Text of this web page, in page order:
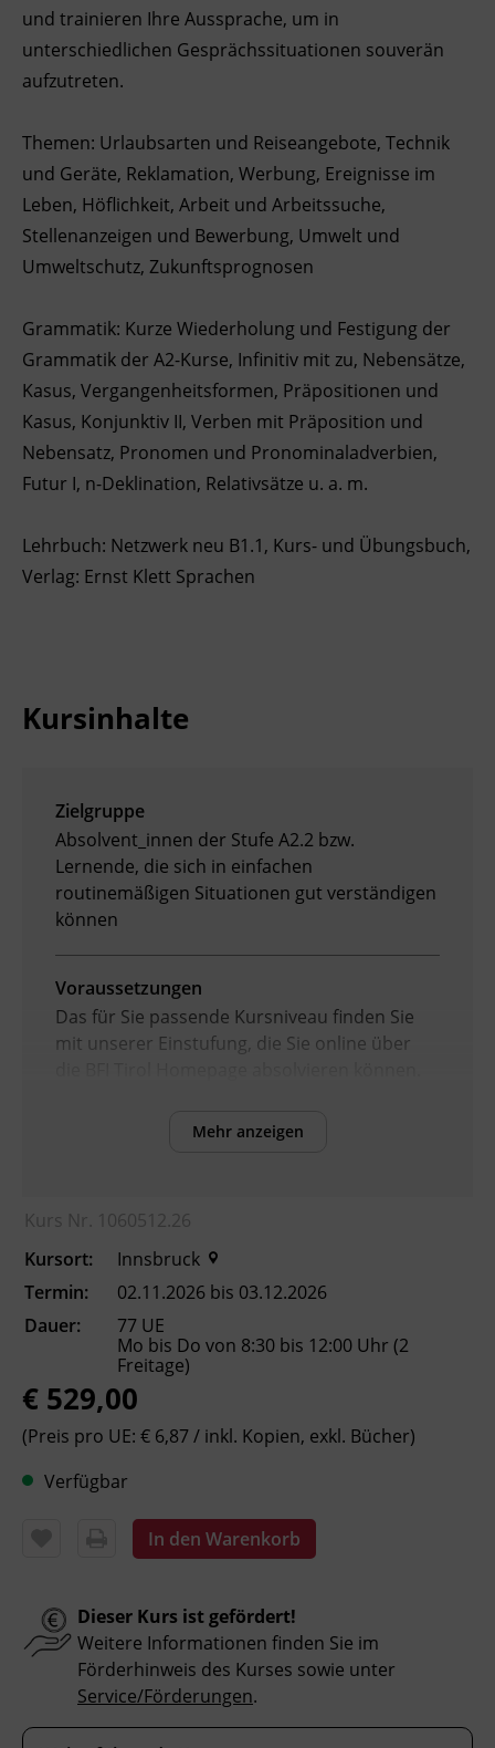
Ingenieurzertifizierung
Deutsch und Integration
Digitales Lernen
BFI Reutte
und trainieren Ihre Aussprache, um in
unterschiedlichen Gesprächssituationen souverän
aufzutreten.
Themen: Urlaubsarten und Reiseangebote, Technik
und Geräte, Reklamation, Werbung, Ereignisse im
Leben, Höflichkeit, Arbeit und Arbeitssuche,
Stellenanzeigen und Bewerbung, Umwelt und
Umweltschutz, Zukunftsprognosen
Grammatik: Kurze Wiederholung und Festigung der
Grammatik der A2-Kurse, Infinitiv mit zu, Nebensätze,
Kasus, Vergangenheitsformen, Präpositionen und
Kasus, Konjunktiv II, Verben mit Präposition und
Nebensatz, Pronomen und Pronominaladverbien,
Futur I, n-Deklination, Relativsätze u. a. m.
Lehrbuch: Netzwerk neu B1.1, Kurs- und Übungsbuch,
Verlag: Ernst Klett Sprachen
Kursinhalte
Zielgruppe
Absolvent_innen der Stufe A2.2 bzw.
Lernende, die sich in einfachen
routinemäßigen Situationen gut verständigen
können
Voraussetzungen
Das für Sie passende Kursniveau finden Sie
mit unserer Einstufung, die Sie online über
Arbeitsmarkt
Kursformat
Präsenzunterricht
Leitung
Fachtrainer_in
Abschluss
Bitte beachten Sie, dass an offiziellen
österreichischen Feiertagen keine Kurse
stattfinden. Ausfallende Termine werden
innerhalb der Kursdauer mittels
eingeholt.
Mehr anzeigen
Kurs Nr. 1060512.26
Kursort:
Innsbruck
Termin:
02.11.2026 bis 03.12.2026
Dauer:
77 UE
Mo bis Do von 8:30 bis 12:00 Uhr (2
Freitage)
€ 529,00
(Preis pro UE: € 6,87 / inkl. Kopien, exkl. Bücher)
Verfügbar
In den Warenkorb
Dieser Kurs ist gefördert!
Weitere Informationen finden Sie im
Förderhinweis des Kurses sowie unter
Service/Förderungen.